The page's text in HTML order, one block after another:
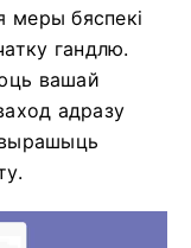
меры бяспекі
гандлю.
вашай
адразу
вырашыць